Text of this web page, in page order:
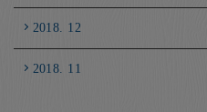
2018. 12
2018. 11